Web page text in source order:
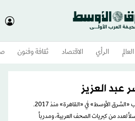
العالم الرأي الاقتصاد ثقافة وفنون
عبد العزيز
مدير مكتب «الشرق الأوسط» في «القاهرة» منذ 2017.
لعدد من كبريات الصحف العربية، ومدرباً